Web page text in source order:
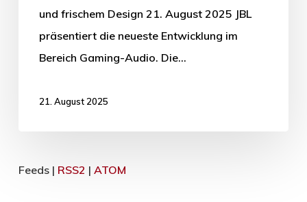
und frischem Design 21. August 2025 JBL
präsentiert die neueste Entwicklung im
Bereich Gaming-Audio. Die…
21. August 2025
Feeds | RSS2 | ATOM